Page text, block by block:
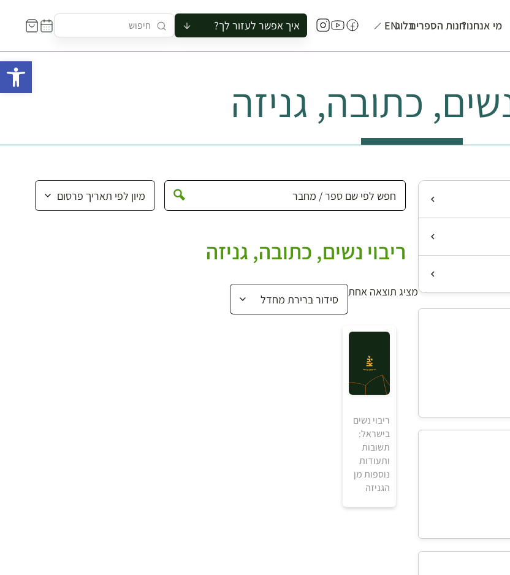
מי אנחנו?חנות הספריםבלוגEN איך אפשר לעזור לך?
להזמין סיור לקבוצה
לקנות ספר
לתאם ביקור בצריף
כתובה, גניזה
ריבוי נשים, כתובה, גניזה
מציג תוצאה אחת
ריבוי נשים
בישראל:
תשובות
ותעודות
נוספות מן
הגניזה